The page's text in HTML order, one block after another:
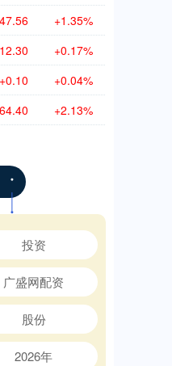
+1.35%
+0.17%
+0.10 +0.04%
+2.13%
投资
广盛网配资
股份
2026年